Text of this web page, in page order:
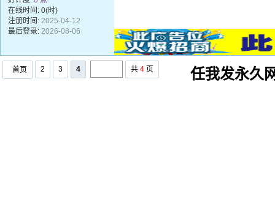
在线时间: 0(时)
注册时间: 2025-04-12
最后登录: 2026-08-06
首页 2 3 4 共 4 页 任我发永久